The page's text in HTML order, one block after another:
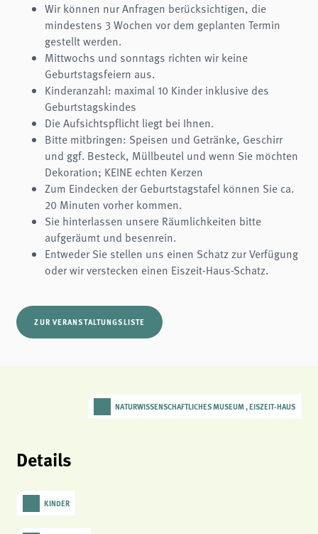
Wir können nur Anfragen berücksichtigen, die
mindestens 3 Wochen vor dem geplanten Termin
gestellt werden.
Mittwochs und sonntags richten wir keine
Geburtstagsfeiern aus.
Kinderanzahl: maximal 10 Kinder inklusive des
Geburtstagskindes
Die Aufsichtspflicht liegt bei Ihnen.
Bitte mitbringen: Speisen und Getränke, Geschirr
und ggf. Besteck, Müllbeutel und wenn Sie möchten
Dekoration; KEINE echten Kerzen
Zum Eindecken der Geburtstagstafel können Sie ca.
20 Minuten vorher kommen.
Sie hinterlassen unsere Räumlichkeiten bitte
aufgeräumt und besenrein.
Entweder Sie stellen uns einen Schatz zur Verfügung
oder wir verstecken einen Eiszeit-Haus-Schatz.
ZUR VERANSTALTUNGSLISTE
NATURWISSENSCHAFTLICHES MUSEUM , EISZEIT-HAUS
Details
KINDER
Wir verwenden Matomo für anonyme Website-Analysen, um unsere Dienste zu
verbessern. Es werden keine Cookies gespeichert.
analytics
Anbieter: